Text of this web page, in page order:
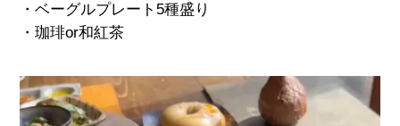
・ベーグルプレート 5種盛り
・珈琲or和紅茶